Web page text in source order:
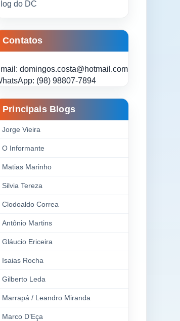
do DC
Contatos
domingos.costa@hotmail.com
(98) 98807-7894
Principais Blogs
Jorge Vieira
O Informante
Matias Marinho
Silvia Tereza
Clodoaldo Correa
Antônio Martins
Gláucio Ericeira
Isaias Rocha
Gilberto Leda
Marrapá / Leandro Miranda
Marco D’Eça